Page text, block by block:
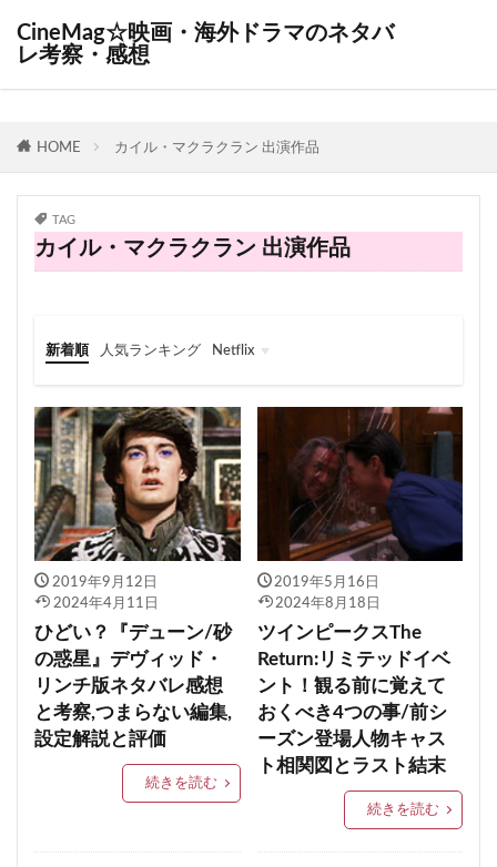
CineMag☆映画・海外ドラマのネタバ
レ考察・感想
HOME カイル・マクラクラン 出演作品
TAG
カイル・マクラクラン 出演作品
新着順 人気ランキング Netflix
2019年9月12日
2024年4月11日
ひどい？『デューン/砂
の惑星』デヴィッド・
リンチ版ネタバレ感想
と考察,つまらない編集,
設定解説と評価
続きを読む
2019年5月16日
2024年8月18日
ツインピークスThe
Return:リミテッドイベ
ント！観る前に覚えて
おくべき4つの事/前シ
ーズン登場人物キャス
ト相関図とラスト結末
続きを読む